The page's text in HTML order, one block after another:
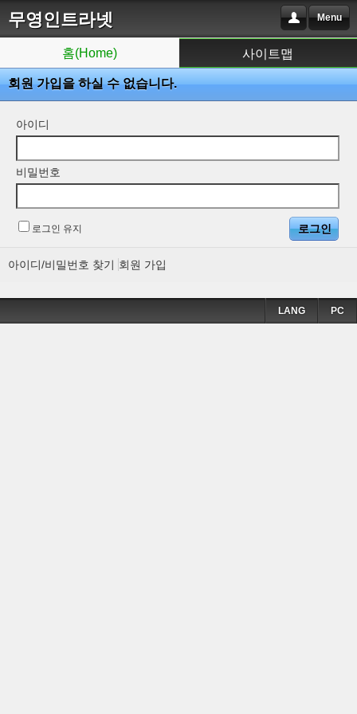
무영인트라넷 Menu
홈(Home) 사이트맵
회원 가입을 하실 수 없습니다.
아이디
비밀번호
로그인 유지
아이디/비밀번호 찾기 회원 가입
PC
LANG